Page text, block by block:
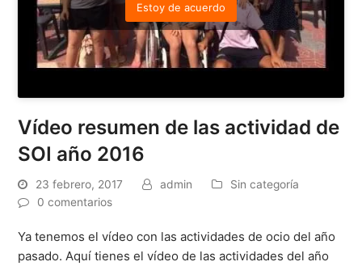
Estoy de acuerdo
Vídeo resumen de las actividad de
SOI año 2016
23 febrero, 2017 admin
Sin categoría
0 comentarios
Ya tenemos el vídeo con las actividades de ocio del año
pasado. Aquí tienes el vídeo de las actividades del año